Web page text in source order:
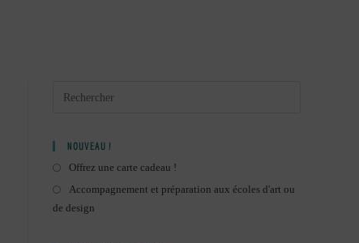
NOUVEAU !
Offrez une carte cadeau !
Accompagnement et préparation aux écoles d'art ou
de design